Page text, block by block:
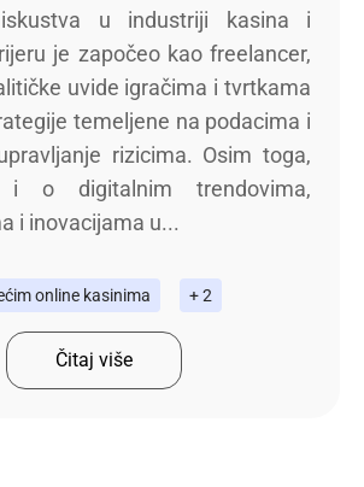
u industriji kasina i
je započeo kao freelancer,
uvide igračima i tvrtkama
temeljene na podacima i
rizicima. Osim toga,
o digitalnim trendovima,
i inovacijama u...
online kasinima + 2
Čitaj više